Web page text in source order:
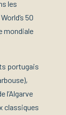
les
50
mondiale
portugais
l’Algarve
classiques